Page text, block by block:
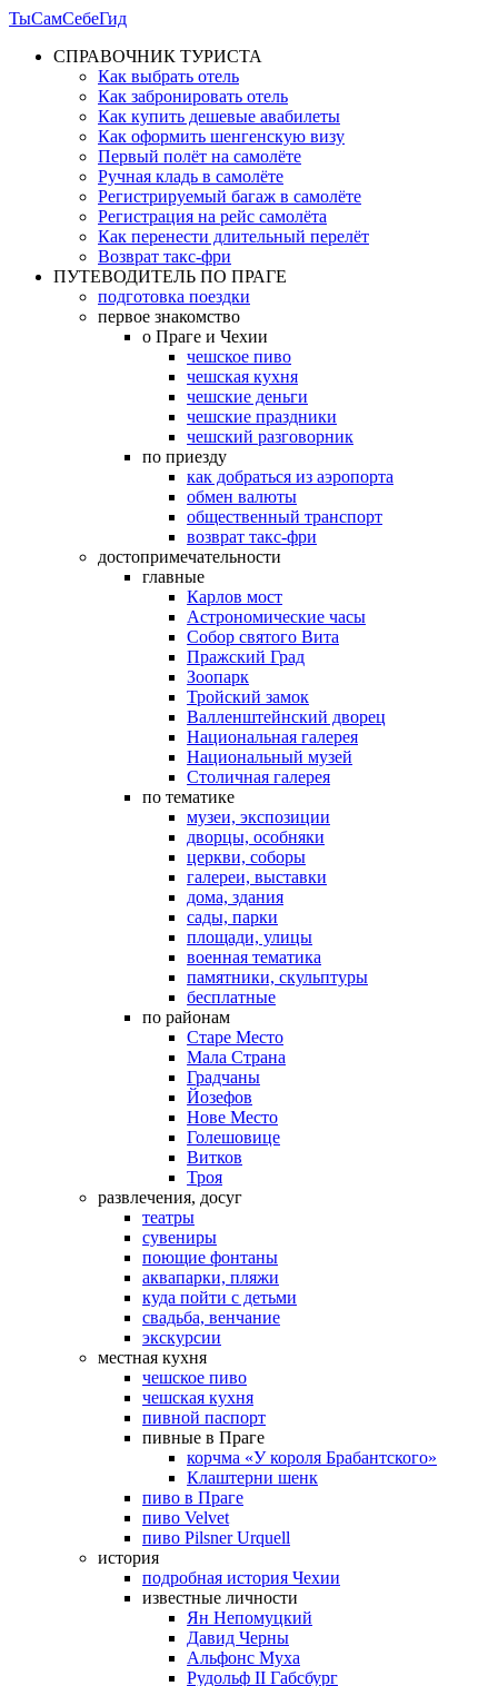
ТыСамСебеГид
СПРАВОЧНИК ТУРИСТА
Как выбрать отель
Как забронировать отель
Как купить дешевые авабилеты
Как оформить шенгенскую визу
Первый полёт на самолёте
Ручная кладь в самолёте
Регистрируемый багаж в самолёте
Регистрация на рейс самолёта
Как перенести длительный перелёт
Возврат такс-фри
ПУТЕВОДИТЕЛЬ ПО ПРАГЕ
подготовка поездки
первое знакомство
о Праге и Чехии
чешское пиво
чешская кухня
чешские деньги
чешские праздники
чешский разговорник
по приезду
как добраться из аэропорта
обмен валюты
общественный транспорт
возврат такс-фри
достопримечательности
главные
Карлов мост
Астрономические часы
Собор святого Вита
Пражский Град
Зоопарк
Тройский замок
Валленштейнский дворец
Национальная галерея
Национальный музей
Столичная галерея
по тематике
музеи, экспозиции
дворцы, особняки
церкви, соборы
галереи, выставки
дома, здания
сады, парки
площади, улицы
военная тематика
памятники, скульптуры
бесплатные
по районам
Старе Место
Мала Страна
Градчаны
Йозефов
Нове Место
Голешовице
Витков
Троя
развлечения, досуг
театры
сувениры
поющие фонтаны
аквапарки, пляжи
куда пойти с детьми
свадьба, венчание
экскурсии
местная кухня
чешское пиво
чешская кухня
пивной паспорт
пивные в Праге
корчма «У короля Брабантского»
Клаштерни шенк
пиво в Праге
пиво Velvet
пиво Pilsner Urquell
история
подробная история Чехии
известные личности
Ян Непомуцкий
Давид Черны
Альфонс Муха
Рудольф II Габсбург